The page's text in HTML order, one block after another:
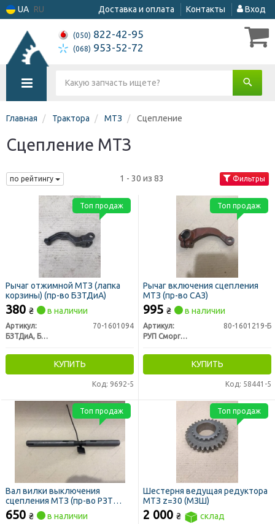
UA RU Доставка и оплата Контакты Вход
(050) 822-42-95
(068) 953-52-72
Главная Трактора МТЗ Сцепление
Сцепление МТЗ
по рейтингу 1 - 30 из 83 Фильтры
Рычаг отжимной МТЗ (лапка
корзины) (пр-во БЗТДиА)
380 ₴ в наличии
Артикул:
70-1601094
БЗТДиА, Беларусь
КУПИТЬ
Код: 9692-5
Топ продаж
Рычаг включения сцепления
МТЗ (пр-во САЗ)
995 ₴ в наличии
Артикул:
80-1601219-Б
РУП Сморгонский агрегатный завод г. Сморгонь РБ
КУПИТЬ
Код: 58441-5
Топ продаж
Вал вилки выключения
сцепления МТЗ (пр-во РЗТ
г.Ромны)
650 ₴ в наличии
Топ продаж
Шестерня ведущая редуктора
МТЗ z=30 (МЗШ)
2 000 ₴ склад
Топ продаж